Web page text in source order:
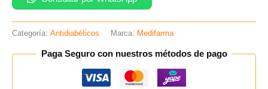
Categoría: Antidiabéticos Marca: Medifarma
Paga Seguro con nuestros métodos de pago